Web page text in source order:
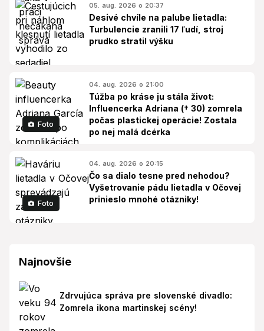
05. aug. 2026 o 20:37
Desivé chvíle na palube lietadla:
Turbulencie zranili 17 ľudí, stroj
prudko stratil výšku
Foto
04. aug. 2026 o 21:00
Túžba po kráse ju stála život:
Influencerka Adriana († 30) zomrela
počas plastickej operácie! Zostala
po nej malá dcérka
Foto
04. aug. 2026 o 20:15
Čo sa dialo tesne pred nehodou?
Vyšetrovanie pádu lietadla v Očovej
prinieslo mnohé otázniky!
Najnovšie
Zdrvujúca správa pre slovenské divadlo:
Zomrela ikona martinskej scény!